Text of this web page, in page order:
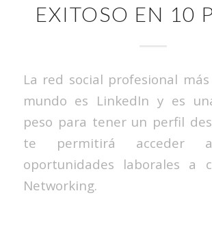
EXITOSO EN 10
La red social profesional
mundo es LinkedIn y es
peso para tener un perfil
te permitirá acceder
oportunidades laborales a
Networking.